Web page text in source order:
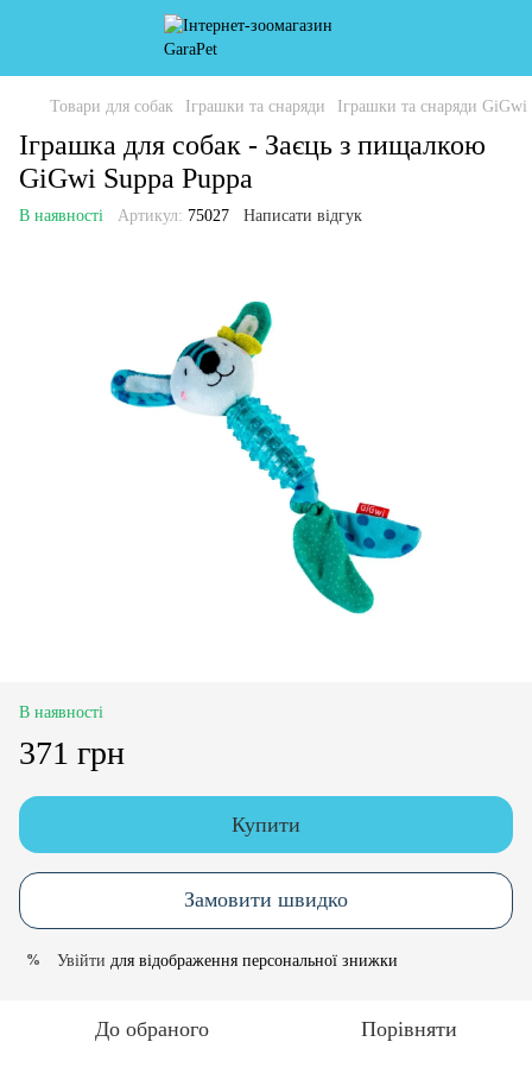
Товари для собак Іграшки та снаряди Іграшки та снаряди GiGwi
Іграшка для собак - Заєць з пищалкою
GiGwi Suppa Puppa
В наявності Артикул: 75027 Написати відгук
В наявності
371 грн
Купити
Замовити швидко
% Увійти для відображення персональної знижки
До обраного Порівняти